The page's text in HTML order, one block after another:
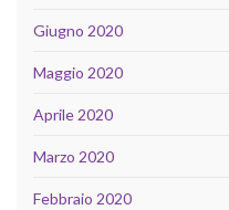
Giugno 2020
Maggio 2020
Aprile 2020
Marzo 2020
Febbraio 2020